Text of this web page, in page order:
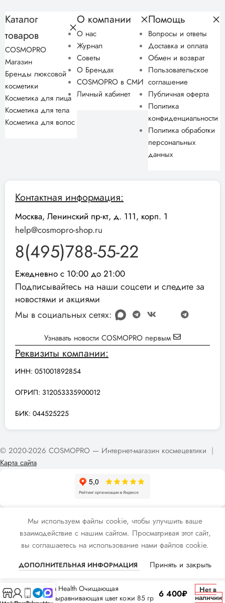
Каталог
товаров
COSMOPRO
Магазин
Бренды люксовой
косметики
Косметика для лица
Косметика для тела
Косметика для волос
О компании
О нас
Журнал
Советы
О Брендах
COSMOPRO в СМИ
Личный кабинет
Помощь
Вопросы и ответы
Доставка и оплата
Обмен и возврат
Пользовательское
соглашение
Публичная оферта
Политика
конфиденциальности
Политика обработки
персональных
данных
Контактная информация:
Москва, Ленинский пр-кт, д. 111, корп. 1
help@cosmopro-shop.ru
8(495)788-55-22
Ежедневно с 10:00 до 21:00
Подписывайтесь на наши соцсети и следите за
новостями и акциями
Мы в социальных сетях:
Узнавать новости COSMOPRO первым
Реквизиты компании:
ИНН: 051001892854
ОГРИП: 312053335900012
БИК: 044525225
© 2020-2026 COSMOPRO — Интернет-магазин космецевтики |
Карта сайта
Мы используем файлы cookie, чтобы улучшить ваше
взаимодействие с нашим сайтом. Просматривая этот сайт,
вы соглашаетесь на использование нами файлов cookie.
ДОПОЛНИТЕЛЬНАЯ ИНФОРМАЦИЯ Принять и закрыть
ZO Skin Health Очищающая
маска,выравнивающая цвет кожи 85 гр 6 400₽
Нет в
наличии